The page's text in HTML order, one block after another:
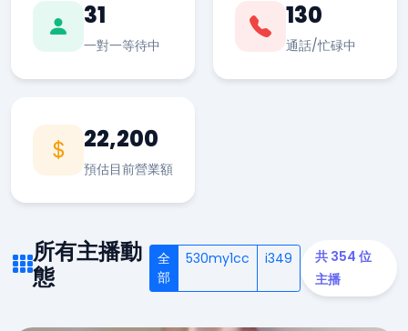
31
一對一等待中
130
通話/忙碌中
22,200
預估目前營業額
所有主播動
態
全
部
530my1cc i349
共 354 位
主播